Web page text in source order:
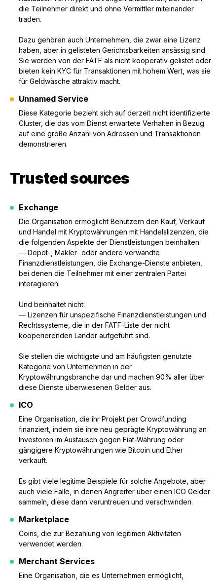
die Teilnehmer direkt und ohne Vermittler miteinander
traden.
Dazu gehören auch Unternehmen, die zwar eine Lizenz
haben, aber in gelisteten Gerichtsbarkeiten ansässig sind.
Sie werden von der FATF als nicht kooperativ gelistet oder
bieten kein KYC für Transaktionen mit hohem Wert, was sie
für Geldwäsche attraktiv macht.
Unnamed Service
Diese Kategorie bezieht sich auf derzeit nicht identifizierte
Cluster, die das vom Dienst erwartete Verhalten in Bezug
auf eine große Anzahl von Adressen und Transaktionen
demonstrieren.
Trusted sources
Exchange
Die Organisation ermöglicht Benutzern den Kauf, Verkauf
und Handel mit Kryptowährungen mit Handelslizenzen, die
die folgenden Aspekte der Dienstleistungen beinhalten:
— Depot-, Makler- oder andere verwandte
Finanzdienstleistungen, die Exchange-Dienste anbieten,
bei denen die Teilnehmer mit einer zentralen Partei
interagieren.
Und beinhaltet nicht:
— Lizenzen für unspezifische Finanzdienstleistungen und
Rechtssysteme, die in der FATF-Liste der nicht
kooperierenden Länder aufgeführt sind.
Sie stellen die wichtigste und am häufigsten genutzte
Kategorie von Unternehmen in der
Kryptowährungsbranche dar und machen 90% aller über
diese Dienste überwiesenen Gelder aus.
ICO
Eine Organisation, die ihr Projekt per Crowdfunding
finanziert, indem sie ihre neu geprägte Kryptowährung an
Investoren im Austausch gegen Fiat-Währung oder
gängigere Kryptowährungen wie Bitcoin und Ether
verkauft.
Es gibt viele legitime Beispiele für solche Angebote, aber
auch viele Fälle, in denen Angreifer über einen ICO Gelder
sammeln, diese dann veruntreuen und verschwinden.
Marketplace
Coins, die zur Bezahlung von legitimen Aktivitäten
verwendet werden.
Merchant Services
Eine Organisation, die es Unternehmen ermöglicht,